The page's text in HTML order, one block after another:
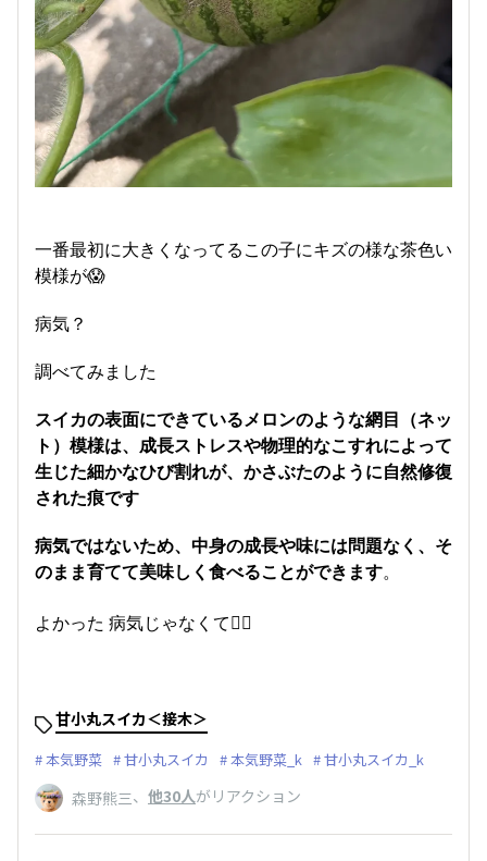
一番最初に大きくなってるこの子にキズの様な茶色い
模様が😱
病気？
調べてみました
スイカの表面にできているメロンのような網目（ネッ
ト）模様は、成長ストレスや物理的なこすれによって
生じた細かなひび割れが、かさぶたのように自然修復
された痕です
病気ではないため、中身の成長や味には問題なく、そ
のまま育てて美味しく食べることができます。
よかった 病気じゃなくて😮‍💨
甘小丸スイカ＜接木＞
本気野菜 甘小丸スイカ 本気野菜_k 甘小丸スイカ_k
森野熊三、 他30人がリアクション